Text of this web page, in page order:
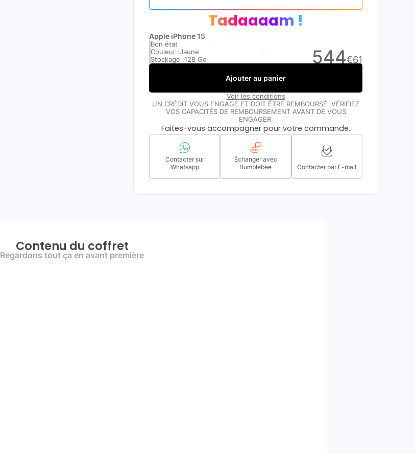
Tadaaaam !
Apple iPhone 15
Bon état
Couleur :Jaune
Stockage :128 Go 544€61
Ajouter au panier
Voir les conditions
UN CRÉDIT VOUS ENGAGE ET DOIT ÊTRE REMBOURSÉ. VÉRIFIEZ
VOS CAPACITÉS DE REMBOURSEMENT AVANT DE VOUS
ENGAGER.
Faites-vous accompagner pour votre commande.
Contacter sur
Whatsapp
Échanger avec
Bumblebee
Contacter par E-mail
Contenu du coffret
Regardons tout ça en avant première